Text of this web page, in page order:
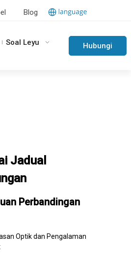
Blog
Soal Leyu Hubungi
Jadual
Perbandingan
Optik dan Pengalaman